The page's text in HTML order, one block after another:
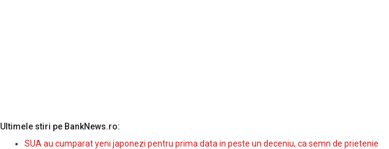
Ultimele stiri pe BankNews.ro:
SUA au cumparat yeni japonezi pentru prima data in peste un deceniu, ca semn de prietenie